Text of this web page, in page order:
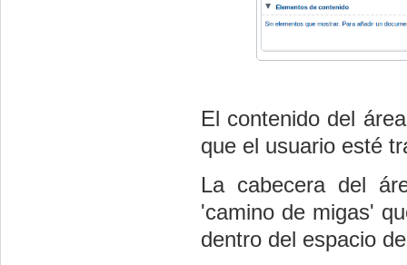
El contenido del
que el usuario esté
La cabecera del
'camino de migas'
dentro del espacio